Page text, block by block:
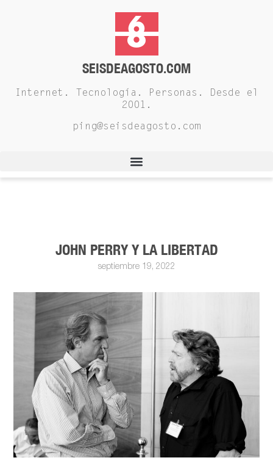
SEISDEAGOSTO.COM
Internet. Tecnología. Personas. Desde el
2001.
ping@seisdeagosto.com
JOHN PERRY Y LA LIBERTAD
septiembre 19, 2022